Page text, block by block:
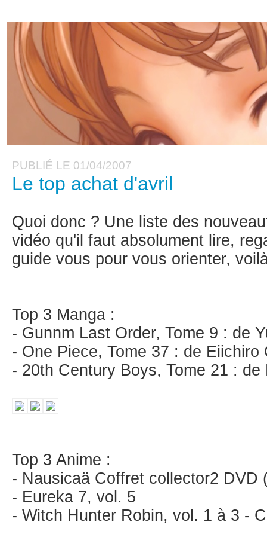
PUBLIÉ LE 01/04/2007
Le top achat d'avril
Quoi donc ? Une liste des
vidéo qu'il faut absolument lire,
guide vous pour vous orienter,
Top 3 Manga :
- Gunnm Last Order, Tome 9 : de
- One Piece, Tome 37 : de Eiichiro
- 20th Century Boys, Tome 21 :
Top 3 Anime :
- Nausicaä Coffret collector2 DVD
- Eureka 7, vol. 5
- Witch Hunter Robin, vol. 1 à 3 -